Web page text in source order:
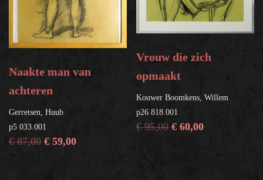
Naakte man van
achteren
Gerretsen, Huub
p5 033.001
€87,00 € 59,00
Vrouw die zich
opmaakt
Kouwer Boomkens, Willem
p26 818.001
€95,00 € 60,00